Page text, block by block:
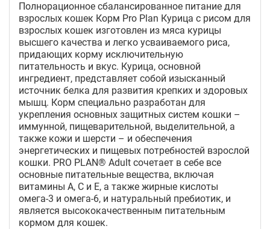
Полнорационное сбалансированное питание для
взрослых кошек Корм Pro Plan Курица с рисом для
взрослых кошек изготовлен из мяса курицы
высшего качества и легко усваиваемого риса,
придающих корму исключительную
питательность и вкус. Курица, основной
ингредиент, представляет собой изысканный
источник белка для развития крепких и здоровых
мышц. Корм специально разработан для
укрепления основных защитных систем кошки –
иммунной, пищеварительной, выделительной, а
также кожи и шерсти – и обеспечения
энергетических и пищевых потребностей взрослой
кошки. PRO PLAN® Adult сочетает в себе все
основные питательные вещества, включая
витамины A, C и E, а также жирные кислоты
омега-3 и омега-6, и натуральный пребиотик, и
является высококачественным питательным
кормом для кошек.